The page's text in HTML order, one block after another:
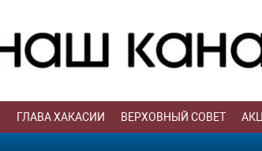
ГЛАВА ХАКАСИИ ВЕРХОВНЫЙ СОВЕТ